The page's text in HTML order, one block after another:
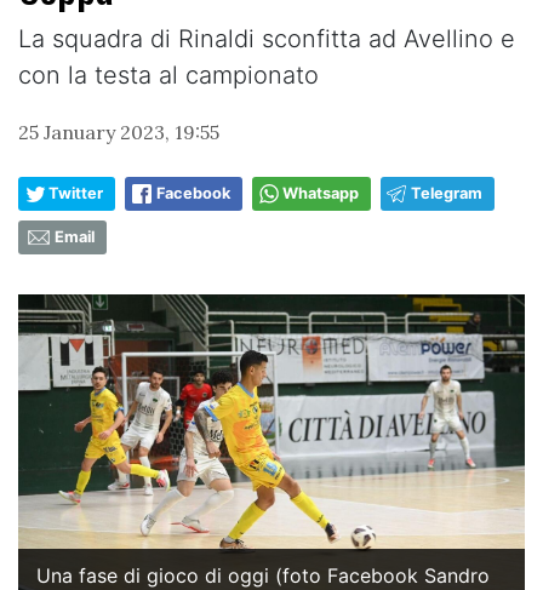
La squadra di Rinaldi sconfitta ad Avellino e
con la testa al campionato
25 January 2023, 19:55
Twitter Facebook Whatsapp Telegram
Email
Una fase di gioco di oggi (foto Facebook Sandro